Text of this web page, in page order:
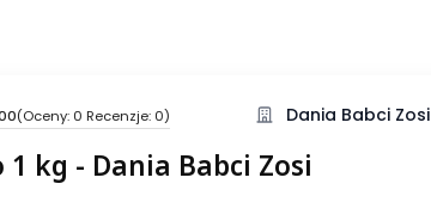
(Oceny: 0 Recenzje: 0) Dania Babci Zosi
1 kg - Dania Babci Zosi